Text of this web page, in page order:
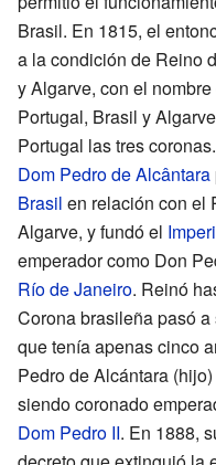
Brasil. En 1815, el
a la condición de Reino
y Algarve, con el
Portugal, Brasil y
Portugal las tres
Dom Pedro de Alcântara
Brasil en relación con el
Algarve, y fundó el
emperador como Don
Río de Janeiro. Reinó
Corona brasileña pasó a
que tenía apenas cinco
Pedro de Alcántara
siendo coronado
Dom Pedro II. En 1888,